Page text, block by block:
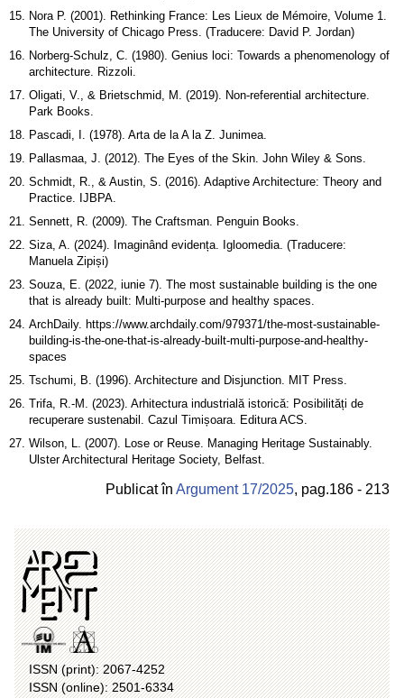
Nora P. (2001). Rethinking France: Les Lieux de Mémoire, Volume 1.
The University of Chicago Press. (Traducere: David P. Jordan)
Norberg-Schulz, C. (1980). Genius loci: Towards a phenomenology of
architecture. Rizzoli.
Oligati, V., & Brietschmid, M. (2019). Non-referential architecture.
Park Books.
Pascadi, I. (1978). Arta de la A la Z. Junimea.
Pallasmaa, J. (2012). The Eyes of the Skin. John Wiley & Sons.
Schmidt, R., & Austin, S. (2016). Adaptive Architecture: Theory and
Practice. IJBPA.
Sennett, R. (2009). The Craftsman. Penguin Books.
Siza, A. (2024). Imaginând evidența. Igloomedia. (Traducere:
Manuela Zipiși)
Souza, E. (2022, iunie 7). The most sustainable building is the one
that is already built: Multi-purpose and healthy spaces.
ArchDaily. https://www.archdaily.com/979371/the-most-sustainable-
building-is-the-one-that-is-already-built-multi-purpose-and-healthy-
spaces
Tschumi, B. (1996). Architecture and Disjunction. MIT Press.
Trifa, R.-M. (2023). Arhitectura industrială istorică: Posibilități de
recuperare sustenabil. Cazul Timișoara. Editura ACS.
Wilson, L. (2007). Lose or Reuse. Managing Heritage Sustainably.
Ulster Architectural Heritage Society, Belfast.
Publicat în Argument 17/2025, pag.186 - 213
ISSN (print): 2067-4252
ISSN (online): 2501-6334